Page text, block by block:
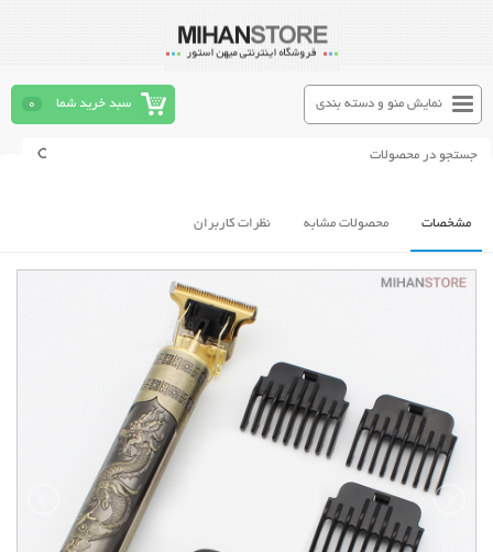
سبد خرید شما 0 نمایش منو و دسته بندی
مشخصات محصولات مشابه نظرات کاربران